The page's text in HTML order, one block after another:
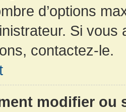
d’options
Si
contactez-le.
modifier ou